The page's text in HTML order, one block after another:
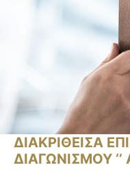
ΔΙΑΚΡΙΘΕΙΣΑ
ΔΙΑΓΩΝΙΣΜΟΥ ‘’